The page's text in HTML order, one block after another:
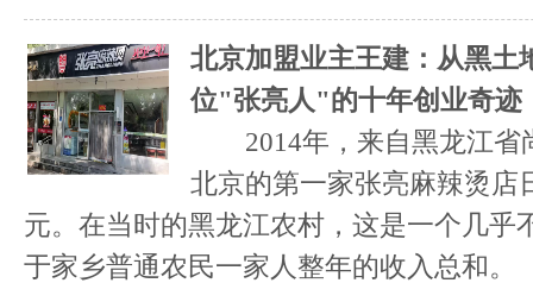
北京加盟业主王建：从黑土
位"张亮人"的十年创业奇迹
2014年，来自黑龙江省
北京的第一家张亮麻辣烫店
元。在当时的黑龙江农村，这是一个几乎
于家乡普通农民一家人整年的收入总